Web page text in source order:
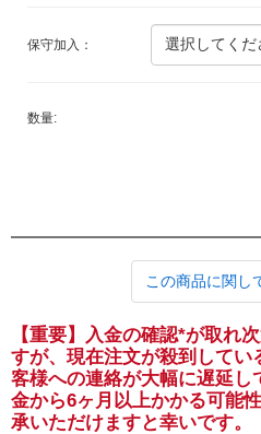
保守加入：
数量:
この商品に関し
【重要】入金の確認*が取れ
すが、現在注文が殺到してい
客様への連絡が大幅に遅延し
金から6ヶ月以上かかる可能
承いただけますと幸いです。